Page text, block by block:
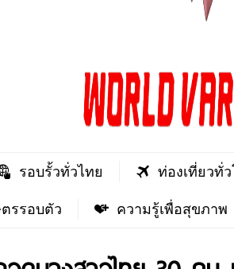
รอบรั้วทั่วไทย ท่องเที่ยวทั่
ตรรอบตัว ความรู้เพื่อสุขภาพ